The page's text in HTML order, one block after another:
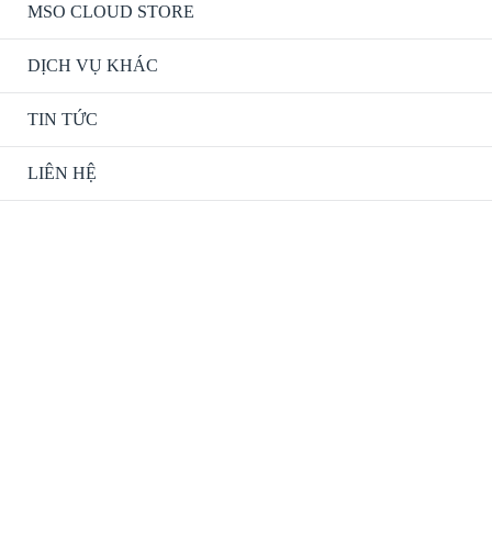
MSO CLOUD STORE
DỊCH VỤ KHÁC
TIN TỨC
LIÊN HỆ